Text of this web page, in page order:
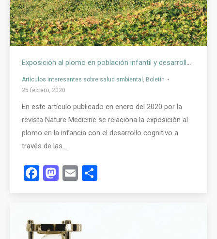
Exposición al plomo en población infantil y desarrollo cerebral
Artículos interesantes sobre salud ambiental , Boletín
25 febrero, 2020
En este artículo publicado en enero del 2020 por la
revista Nature Medicine se relaciona la exposición al
plomo en la infancia con el desarrollo cognitivo a
través de las…
Facebook
Mastodon
Email